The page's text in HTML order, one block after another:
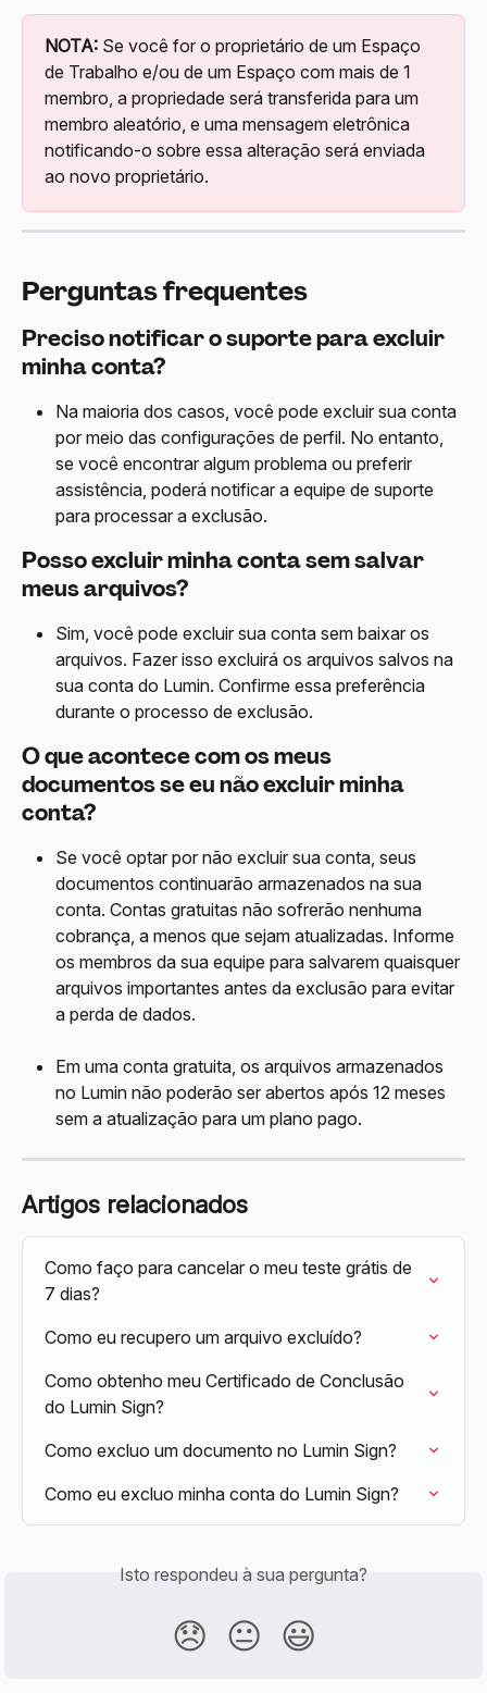
NOTA: Se você for o proprietário de um Espaço
de Trabalho e/ou de um Espaço com mais de 1
membro, a propriedade será transferida para um
membro aleatório, e uma mensagem eletrônica
notificando-o sobre essa alteração será enviada
ao novo proprietário.
Perguntas frequentes
Preciso notificar o suporte para excluir
minha conta?
Na maioria dos casos, você pode excluir sua conta
por meio das configurações de perfil. No entanto,
se você encontrar algum problema ou preferir
assistência, poderá notificar a equipe de suporte
para processar a exclusão.
Posso excluir minha conta sem salvar
meus arquivos?
Sim, você pode excluir sua conta sem baixar os
arquivos. Fazer isso excluirá os arquivos salvos na
sua conta do Lumin. Confirme essa preferência
durante o processo de exclusão.
O que acontece com os meus
documentos se eu não excluir minha
conta?
Se você optar por não excluir sua conta, seus
documentos continuarão armazenados na sua
conta. Contas gratuitas não sofrerão nenhuma
cobrança, a menos que sejam atualizadas. Informe
os membros da sua equipe para salvarem quaisquer
arquivos importantes antes da exclusão para evitar
a perda de dados.
Em uma conta gratuita, os arquivos armazenados
no Lumin não poderão ser abertos após 12 meses
sem a atualização para um plano pago.
Artigos relacionados
Como faço para cancelar o meu teste grátis de
7 dias?
Como eu recupero um arquivo excluído?
Como obtenho meu Certificado de Conclusão
do Lumin Sign?
Como excluo um documento no Lumin Sign?
Como eu excluo minha conta do Lumin Sign?
Isto respondeu à sua pergunta?
😞 😐 😃